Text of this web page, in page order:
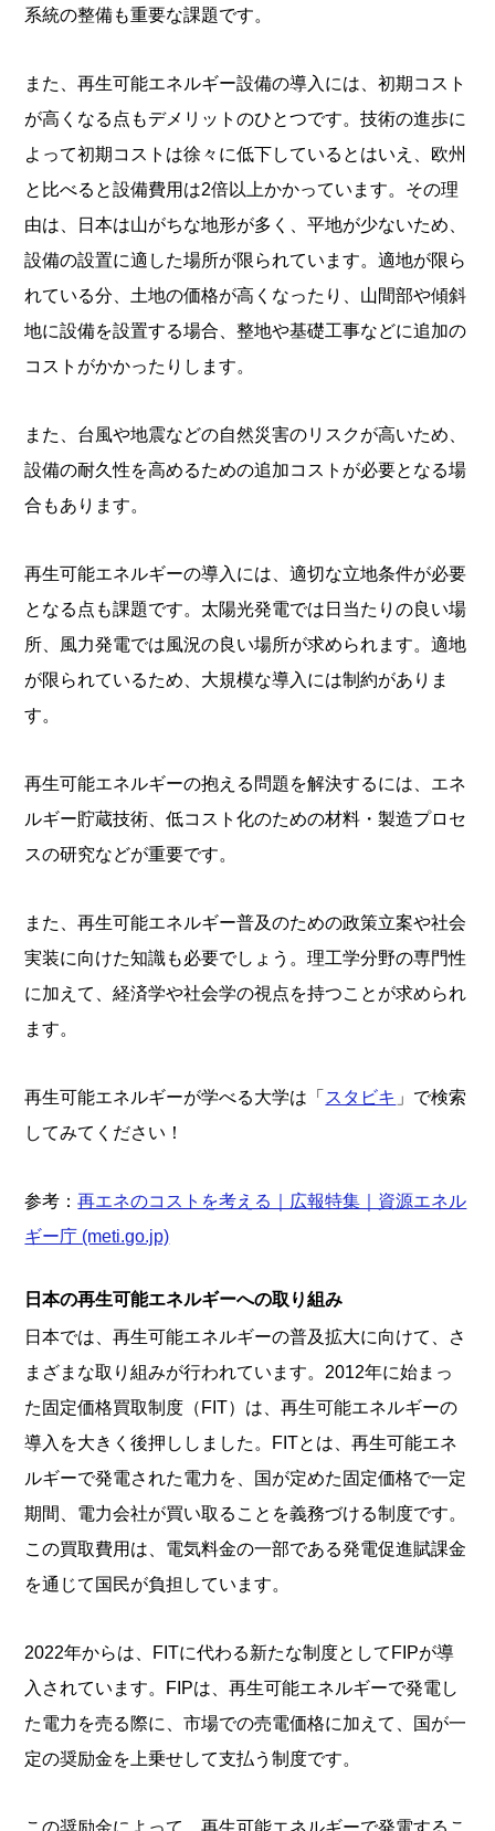
系統の整備も重要な課題です。
また、再生可能エネルギー設備の導入には、初期コスト
が高くなる点もデメリットのひとつです。技術の進歩に
よって初期コストは徐々に低下しているとはいえ、欧州
と比べると設備費用は2倍以上かかっています。その理
由は、日本は山がちな地形が多く、平地が少ないため、
設備の設置に適した場所が限られています。適地が限ら
れている分、土地の価格が高くなったり、山間部や傾斜
地に設備を設置する場合、整地や基礎工事などに追加の
コストがかかったりします。
また、台風や地震などの自然災害のリスクが高いため、
設備の耐久性を高めるための追加コストが必要となる場
合もあります。
再生可能エネルギーの導入には、適切な立地条件が必要
となる点も課題です。太陽光発電では日当たりの良い場
所、風力発電では風況の良い場所が求められます。適地
が限られているため、大規模な導入には制約がありま
す。
再生可能エネルギーの抱える問題を解決するには、エネ
ルギー貯蔵技術、低コスト化のための材料・製造プロセ
スの研究などが重要です。
また、再生可能エネルギー普及のための政策立案や社会
実装に向けた知識も必要でしょう。理工学分野の専門性
に加えて、経済学や社会学の視点を持つことが求められ
ます。
再生可能エネルギーが学べる大学は「 スタビキ 」で検索
してみてください！
参考：再エネのコストを考える｜広報特集｜資源エネル
ギー庁 (meti.go.jp)
日本の再生可能エネルギーへの取り組み
日本では、再生可能エネルギーの普及拡大に向けて、さ
まざまな取り組みが行われています。2012年に始まっ
た固定価格買取制度（FIT）は、再生可能エネルギーの
導入を大きく後押ししました。FITとは、再生可能エネ
ルギーで発電された電力を、国が定めた固定価格で一定
期間、電力会社が買い取ることを義務づける制度です。
この買取費用は、電気料金の一部である発電促進賦課金
を通じて国民が負担しています。
2022年からは、FITに代わる新たな制度としてFIPが導
入されています。FIPは、再生可能エネルギーで発電し
た電力を売る際に、市場での売電価格に加えて、国が一
定の奨励金を上乗せして支払う制度です。
この奨励金によって、再生可能エネルギーで発電するこ